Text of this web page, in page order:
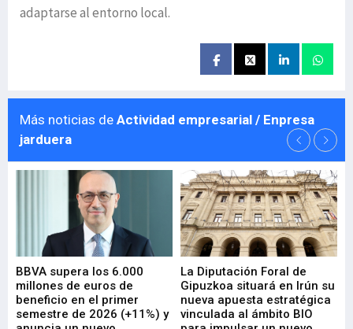
adaptarse al entorno local.
Más noticias de Actividad empresarial / Enpresa
jarduera
BBVA supera los 6.000
millones de euros de
beneficio en el primer
semestre de 2026 (+11%) y
La Diputación Foral de
Gipuzkoa situará en Irún su
nueva apuesta estratégica
vinculada al ámbito BIO